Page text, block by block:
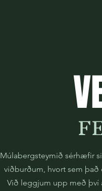
Múlabergsteymið sérhæfir
viðburðum, hvort sem það
Við leggjum upp með því